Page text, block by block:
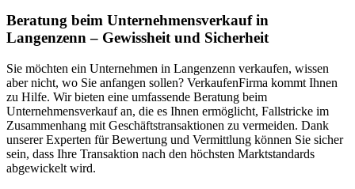
Beratung beim Unternehmensverkauf in
Langenzenn – Gewissheit und Sicherheit
Sie möchten ein Unternehmen in Langenzenn verkaufen, wissen
aber nicht, wo Sie anfangen sollen? VerkaufenFirma kommt Ihnen
zu Hilfe. Wir bieten eine umfassende Beratung beim
Unternehmensverkauf an, die es Ihnen ermöglicht, Fallstricke im
Zusammenhang mit Geschäftstransaktionen zu vermeiden. Dank
unserer Experten für Bewertung und Vermittlung können Sie sicher
sein, dass Ihre Transaktion nach den höchsten Marktstandards
abgewickelt wird.